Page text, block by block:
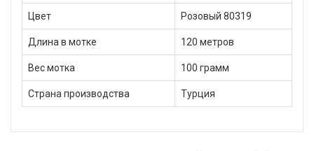
Цвет Розовый 80319
Длина в мотке 120 метров
Вес мотка 100 грамм
Страна производства Турция